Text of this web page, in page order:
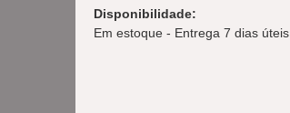
Disponibilidade:
Em estoque - Entrega 7 dias úteis